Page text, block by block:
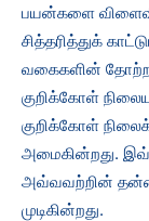
பயன்களை
சித்தரித்துக்
வகைகளின்
குறிக்கோள்
குறிக்கோள்
அமைகின்றது.
அவ்வவற்றின் தன்மை
முடிகின்றது.